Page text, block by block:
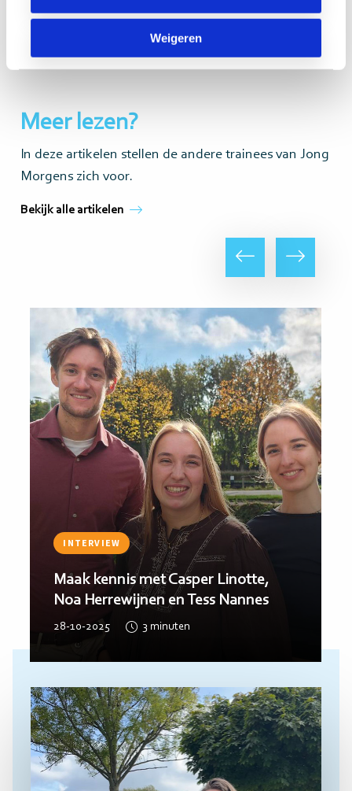
Weigeren
https://www.linkedin.com/in/liankabruijnen/
lianka.bruijnen@morgens.nl
Meer lezen?
In deze artikelen stellen de andere trainees van Jong
Morgens zich voor.
Bekijk alle artikelen
Volgende
INTERVIEW
Maak kennis met Casper Linotte,
Noa Herrewijnen en Tess Nannes
28-10-2025 3 minuten
meer
Vorige
Lees
meer